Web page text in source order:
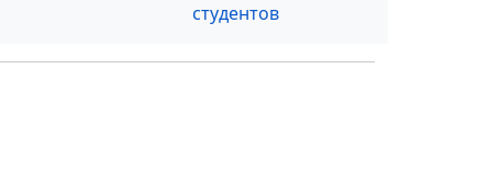
студентов